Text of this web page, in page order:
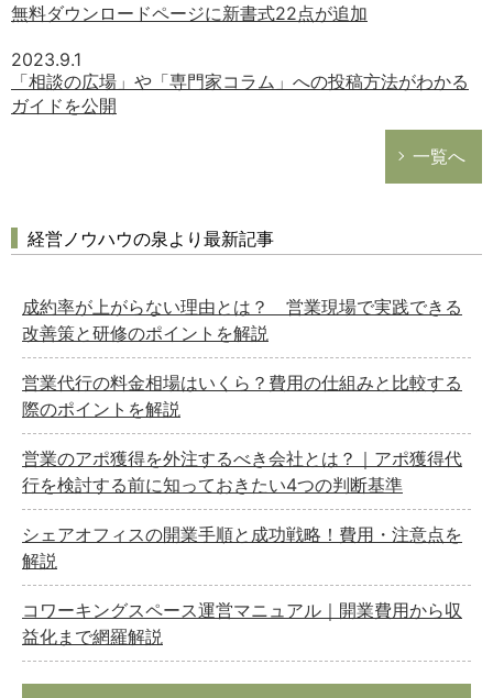
無料ダウンロードページに新書式22点が追加
2023.9.1
「相談の広場」や「専門家コラム」への投稿方法がわかる
ガイドを公開
一覧へ
経営ノウハウの泉より最新記事
成約率が上がらない理由とは？ 営業現場で実践できる
改善策と研修のポイントを解説
営業代行の料金相場はいくら？費用の仕組みと比較する
際のポイントを解説
営業のアポ獲得を外注するべき会社とは？｜アポ獲得代
行を検討する前に知っておきたい4つの判断基準
シェアオフィスの開業手順と成功戦略！費用・注意点を
解説
コワーキングスペース運営マニュアル｜開業費用から収
益化まで網羅解説